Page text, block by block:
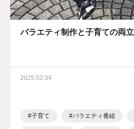
バラエティ制作と子育ての両立
2025.02.04
子育て バラエティ番組